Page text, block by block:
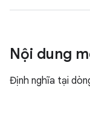
Nội dung
Định nghĩa tại